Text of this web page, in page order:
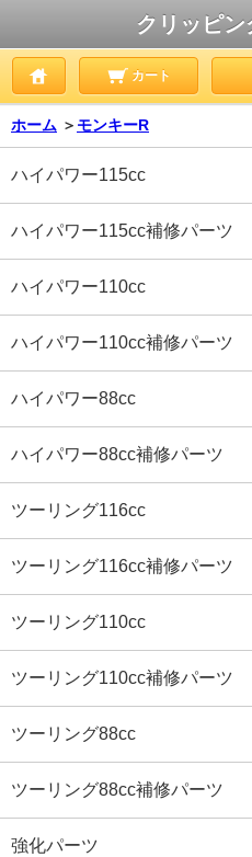
クリッピン
カート
ホーム ＞ モンキーR
ハイパワー115cc
ハイパワー115cc補修パーツ
ハイパワー110cc
ハイパワー110cc補修パーツ
ハイパワー88cc
ハイパワー88cc補修パーツ
ツーリング116cc
ツーリング116cc補修パーツ
ツーリング110cc
ツーリング110cc補修パーツ
ツーリング88cc
ツーリング88cc補修パーツ
強化パーツ